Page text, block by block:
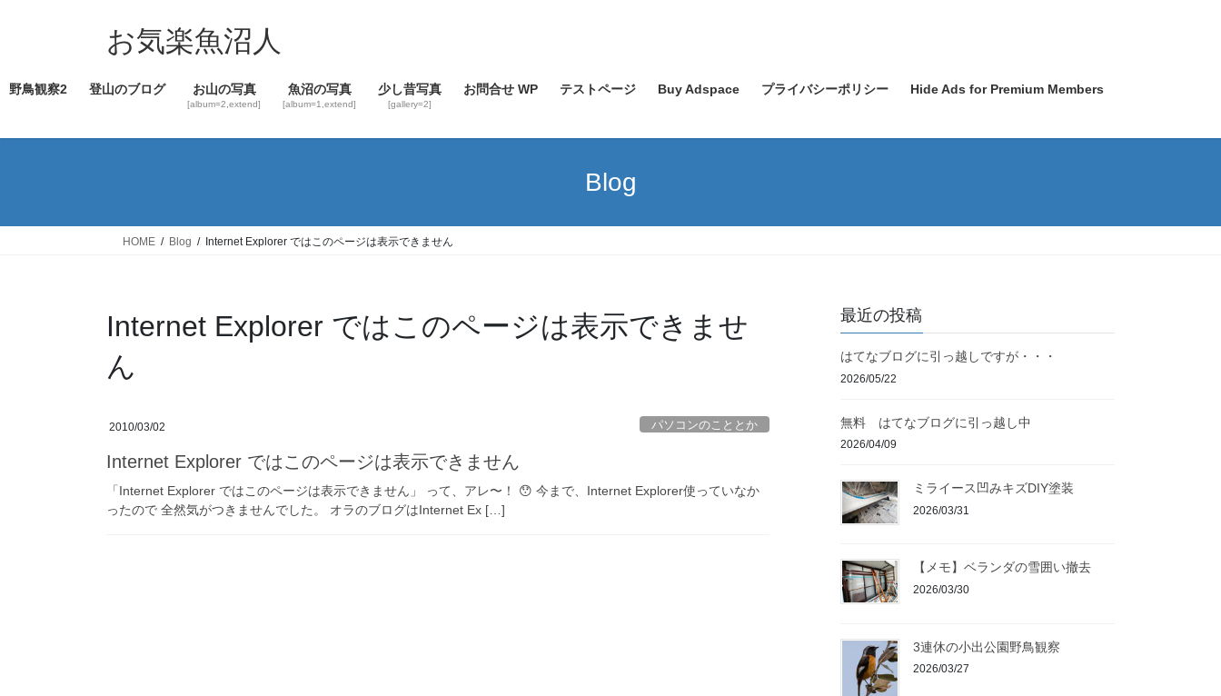
ツ
ス
シ
ン
お気楽魚沼人
野鳥観察2 登山のブログ お山の写真
[album=2,extend]
魚沼の写真
[album=1,extend]
少し昔写真
[gallery=2]
お問合せ WP テストページ Buy Adspace プライバシーポリシー Hide Ads for Premium Members
Blog
HOME Blog Internet Explorer ではこのページは表示できません
Internet Explorer ではこのページは表示できませ
ん
2010/03/02 パソコンのこととか
Internet Explorer ではこのページは表示できません
「Internet Explorer ではこのページは表示できません」 って、アレ〜！ 😯 今まで、Internet Explorer使っていなか
ったので 全然気がつきませんでした。 オラのブログはInternet Ex […]
最近の投稿
はてなブログに引っ越しですが・・・
2026/05/22
無料 はてなブログに引っ越し中
2026/04/09
ミライース凹みキズDIY塗装
2026/03/31
【メモ】ベランダの雪囲い撤去
2026/03/30
3連休の小出公園野鳥観察
2026/03/27